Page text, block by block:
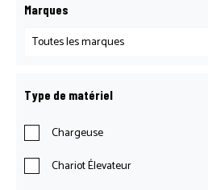
Marques
Type de matériel
Chargeuse
Chariot Élevateur